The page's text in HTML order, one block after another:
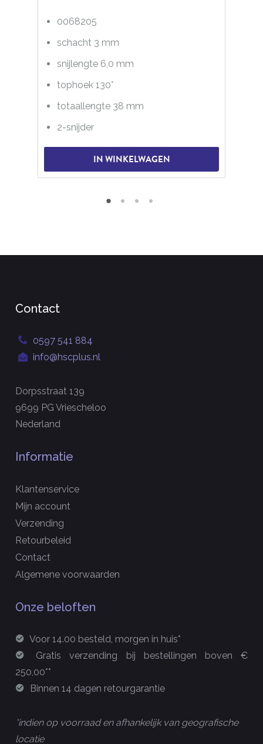
0068205
schacht 3 mm
snijlengte 6,0 mm
tophoek 130°
totaallengte 38 mm
2-snijder
IN WINKELWAGEN
Contact
0597 541 884
info@hscplus.nl
Dorpsstraat 139
9699 PG Vriescheloo
Nederland
Informatie
Klantenservice
Mijn account
Verzending
Retourbeleid
Contact
Algemene voorwaarden
Onze beloften
Voor 14.00 besteld, morgen in huis*
Gratis verzending bij bestellingen boven €
250,00**
Binnen 14 dagen retourgarantie
*indien op voorraad en afhankelijk van geografische
locatie